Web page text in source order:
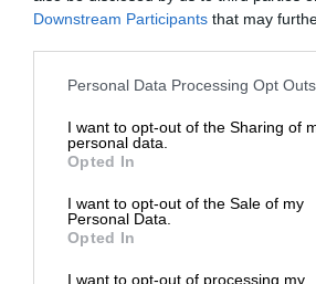
Downstream Participants that may
Personal Data Processing Opt Outs
I want to opt-out of the Sharing of
personal data.
Opted In
I want to opt-out of the Sale of my
Personal Data.
Opted In
I want to opt-out of processing my
uszkodzeń mechanicznych i
testowane i dostosowane do
drukarek, co gwarantuje ich
niezawodność i minimalizuje ryzyko
działaniem urządzenia.
Tusze HP są niezbędnym elementem
Kolor Żółty (yellow)
Pojemność 130 ml
Liczba w
opakowaniu
jednostkowym
1